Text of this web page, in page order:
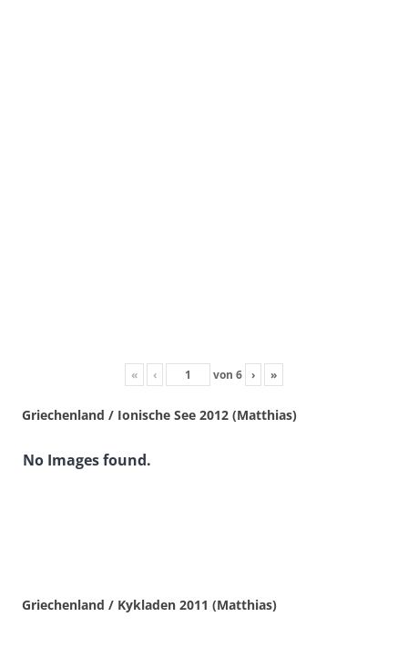
« ‹ von 6 › »
Griechenland / Ionische See 2012 (Matthias)
No Images found.
Griechenland / Kykladen 2011 (Matthias)